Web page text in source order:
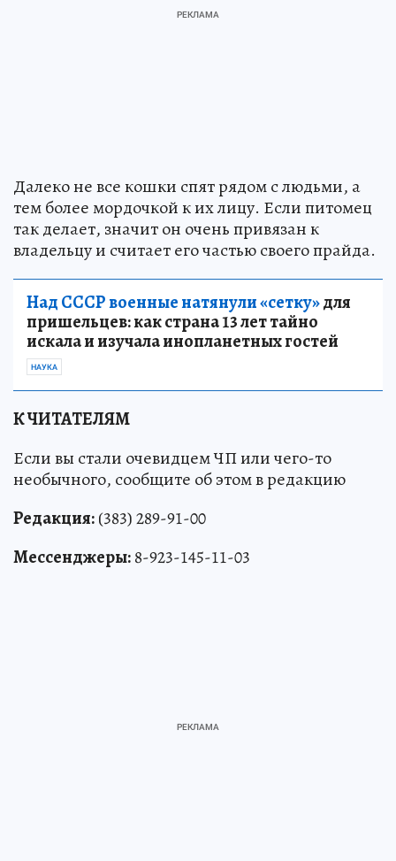
Далеко не все кошки спят рядом с людьми, а
тем более мордочкой к их лицу. Если питомец
так делает, значит он очень привязан к
владельцу и считает его частью своего прайда.
Над СССР военные натянули «сетку»для
пришельцев: как страна 13 лет тайно
искала и изучала инопланетных гостей
НАУКА
К ЧИТАТЕЛЯМ
Если вы стали очевидцем ЧП или чего-то
необычного, сообщите об этом в редакцию
Редакция:(383) 289-91-00
Мессенджеры:8-923-145-11-03